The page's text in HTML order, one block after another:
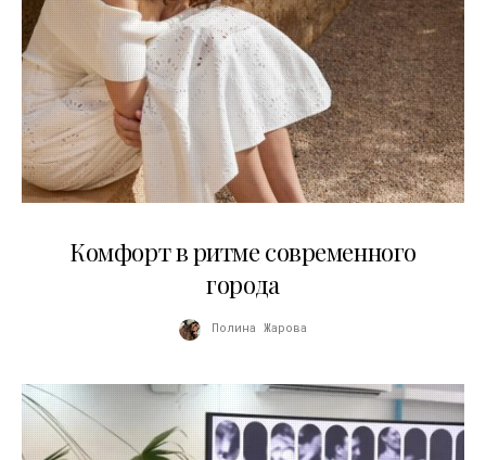
Комфорт в ритме современного
города
Полина Жарова